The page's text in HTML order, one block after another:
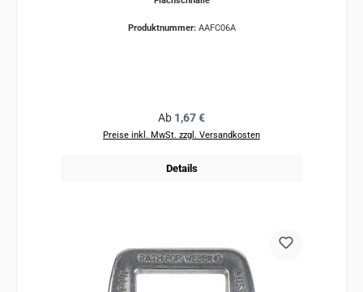
Produktnummer: AAFC06A
Regulärer Preis:
Ab 1,67 €
Preise inkl. MwSt. zzgl. Versandkosten
Details